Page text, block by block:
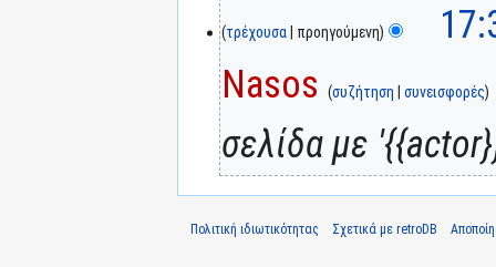
τρέχουσα προηγούμενη
Nasos
συζήτηση συνεισφορές
σελίδα με
Πολιτική ιδιωτικότητας Σχετικά με retroDB